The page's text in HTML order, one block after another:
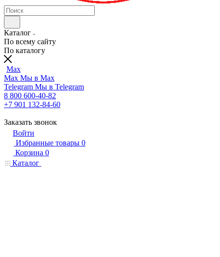
Каталог
По всему сайту
По каталогу
Max
Max Мы в Max
Telegram Мы в Telegram
8 800 600-40-82
+7 901 132-84-60
Заказать звонок
Войти
Избранные товары 0
Корзина 0
Каталог